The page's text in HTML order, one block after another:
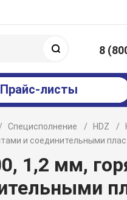
8
Прайс-листы
Специсполнение HDZ
и соединительными
1,2 мм,